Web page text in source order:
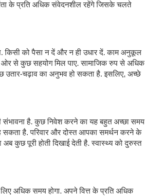
के प्रति अधिक संवेदनशील रहेंगे जिसके चलते
किसी को पैसा न दें और न ही उधार दें. काम अनुकूल
ओर से कुछ सहयोग मिल पाए. सामाजिक रुप से अधिक
चढ़ाव का अनुभव हो सकता है. इसलिए, अच्छे
है. कुछ निवेश करने का यह बहुत अच्छा समय
सकता है. परिवार और दोस्त आपका समर्थन करने के
अब कुछ पूरी होती दिखाई देती है. स्वास्थ्य को दुरुस्त
अधिक समय होगा. अपने वित्त के प्रति अधिक